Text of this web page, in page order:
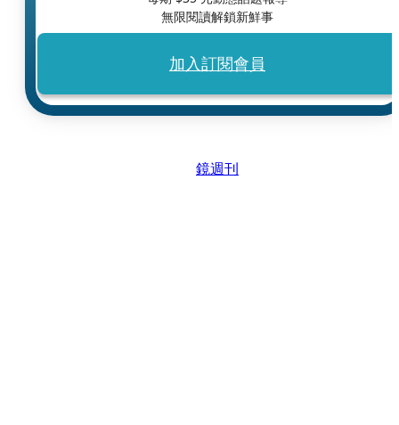
無限閱讀解鎖新鮮事
加入訂閱會員
鏡週刊